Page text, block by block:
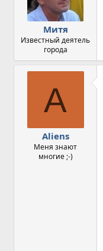
Митя
Известный деятель
города
A
Aliens
Меня знают
многие ;-)